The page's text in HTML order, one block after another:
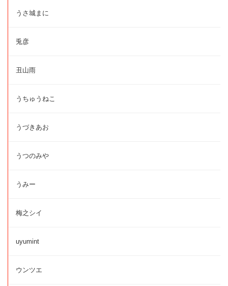
うさ城まに
兎彦
丑山雨
うちゅうねこ
うづきあお
うつのみや
うみー
梅之シイ
uyumint
ウンツエ